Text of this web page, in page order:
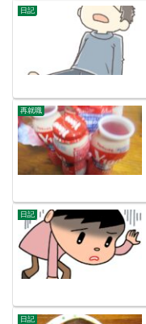
日記
再就職
日記
日記